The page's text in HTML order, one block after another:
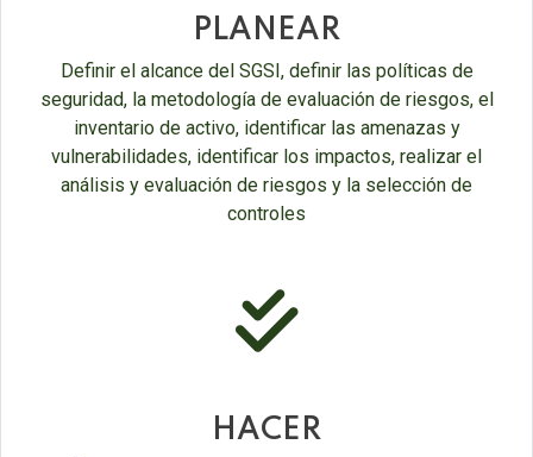
PLANEAR
Definir el alcance del SGSI, definir las políticas de
seguridad, la metodología de evaluación de riesgos, el
inventario de activo, identificar las amenazas y
vulnerabilidades, identificar los impactos, realizar el
análisis y evaluación de riesgos y la selección de
controles
fa-
HACER